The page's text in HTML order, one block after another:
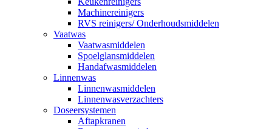
Machinereinigers
RVS reinigers/ Onderhoudsmiddelen
Vaatwas
Vaatwasmiddelen
Spoelglansmiddelen
Handafwasmiddelen
Linnenwas
Linnenwasmiddelen
Linnenwasverzachters
Doseersystemen
Aftapkranen